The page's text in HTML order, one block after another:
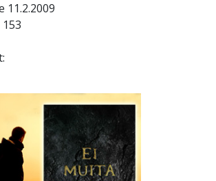
11.2.2009